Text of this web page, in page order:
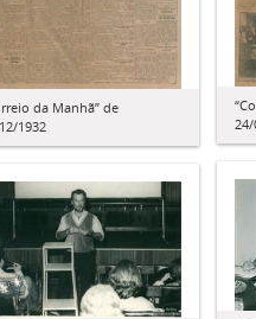
da Manhã” de
1932
24/